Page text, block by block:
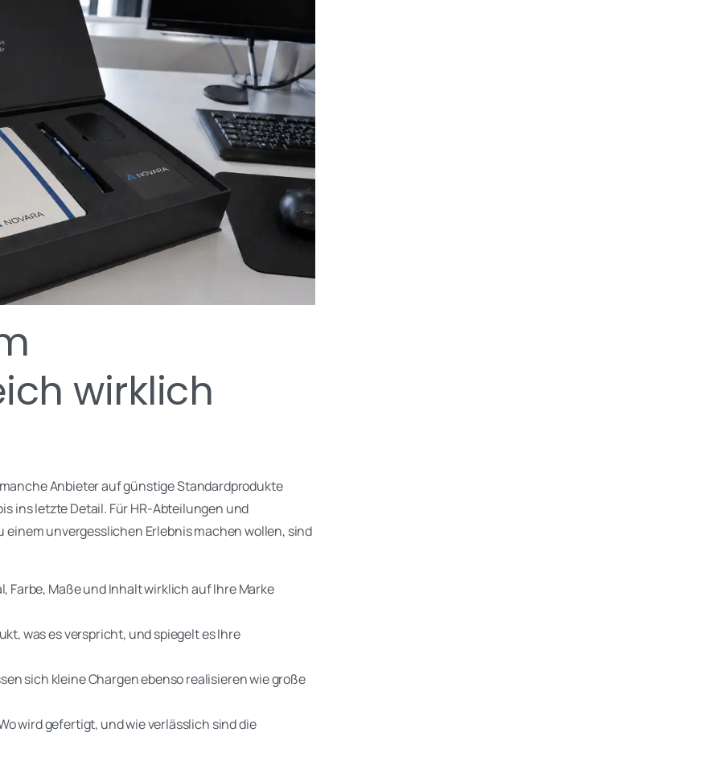
wirklich
Anbieter auf günstige Standardprodukte
ins letzte Detail. Für HR-Abteilungen und
unvergesslichen Erlebnis machen wollen, sind
Farbe, Maße und Inhalt wirklich auf Ihre Marke
was es verspricht, und spiegelt es Ihre
sich kleine Chargen ebenso realisieren wie große
wird gefertigt, und wie verlässlich sind die